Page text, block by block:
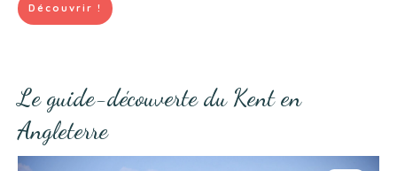
Découvrir !
Le guide-découverte du Kent en
Angleterre